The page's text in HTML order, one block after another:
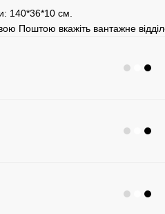
140*36*10 см.
Поштою вкажіть вантажне